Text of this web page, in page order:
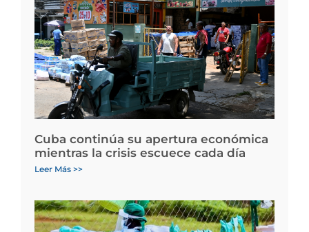
Cuba continúa su apertura económica
mientras la crisis escuece cada día
Leer Más >>